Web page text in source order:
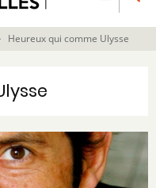
Heureux qui comme Ulysse